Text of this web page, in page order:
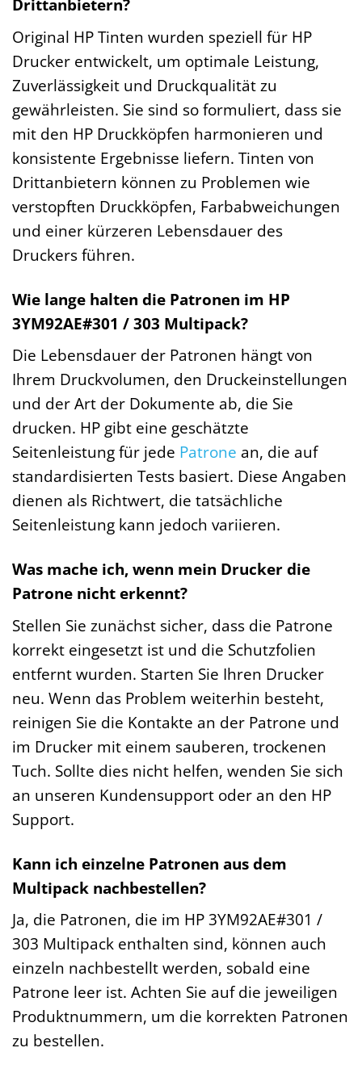
Drittanbietern?
Original HP Tinten wurden speziell für HP
Drucker entwickelt, um optimale Leistung,
Zuverlässigkeit und Druckqualität zu
gewährleisten. Sie sind so formuliert, dass sie
mit den HP Druckköpfen harmonieren und
konsistente Ergebnisse liefern. Tinten von
Drittanbietern können zu Problemen wie
verstopften Druckköpfen, Farbabweichungen
und einer kürzeren Lebensdauer des
Druckers führen.
Wie lange halten die Patronen im HP
3YM92AE#301 / 303 Multipack?
Die Lebensdauer der Patronen hängt von
Ihrem Druckvolumen, den Druckeinstellungen
und der Art der Dokumente ab, die Sie
drucken. HP gibt eine geschätzte
Seitenleistung für jede Patrone an, die auf
standardisierten Tests basiert. Diese Angaben
dienen als Richtwert, die tatsächliche
Seitenleistung kann jedoch variieren.
Was mache ich, wenn mein Drucker die
Patrone nicht erkennt?
Stellen Sie zunächst sicher, dass die Patrone
korrekt eingesetzt ist und die Schutzfolien
entfernt wurden. Starten Sie Ihren Drucker
neu. Wenn das Problem weiterhin besteht,
reinigen Sie die Kontakte an der Patrone und
im Drucker mit einem sauberen, trockenen
Tuch. Sollte dies nicht helfen, wenden Sie sich
an unseren Kundensupport oder an den HP
Support.
Kann ich einzelne Patronen aus dem
Multipack nachbestellen?
Ja, die Patronen, die im HP 3YM92AE#301 /
303 Multipack enthalten sind, können auch
einzeln nachbestellt werden, sobald eine
Patrone leer ist. Achten Sie auf die jeweiligen
Produktnummern, um die korrekten Patronen
zu bestellen.